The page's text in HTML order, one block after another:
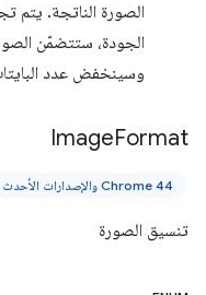
الجودة، ستتضمّن
وسينخفض عدد
ImageFormat
Chrome 44 والإصدارات الأحدث
تنسيق الصورة